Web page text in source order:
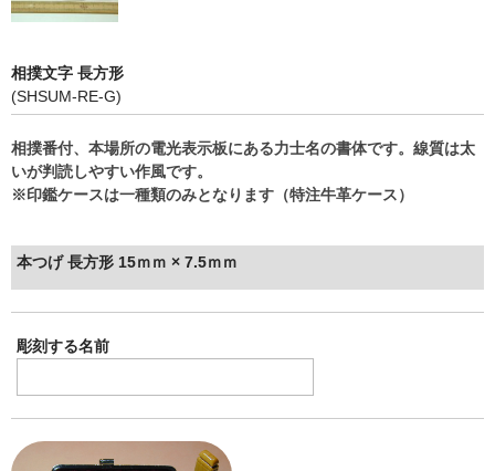
相撲文字 長方形
(SHSUM-RE-G)
相撲番付、本場所の電光表示板にある力士名の書体です。線質は太
いが判読しやすい作風です。
※印鑑ケースは一種類のみとなります（特注牛革ケース）
本つげ 長方形 15ｍｍ × 7.5ｍｍ
彫刻する名前